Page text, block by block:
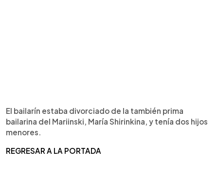
El bailarín estaba divorciado de la también prima
bailarina del Mariinski, María Shirinkina, y tenía dos hijos
menores.
REGRESAR A LA PORTADA